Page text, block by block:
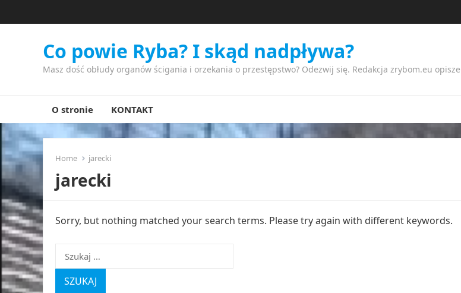
Co powie Ryba? I skąd nadpływa?
Masz dość obłudy organów ścigania i orzekania o przestępstwo? Odezwij się. Redakcja zrybom.eu
O stronie KONTAKT
Home jarecki
jarecki
Sorry, but nothing matched your search terms. Please try again with different keywords.
Szukaj: